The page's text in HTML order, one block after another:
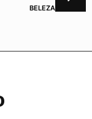
BELEZA